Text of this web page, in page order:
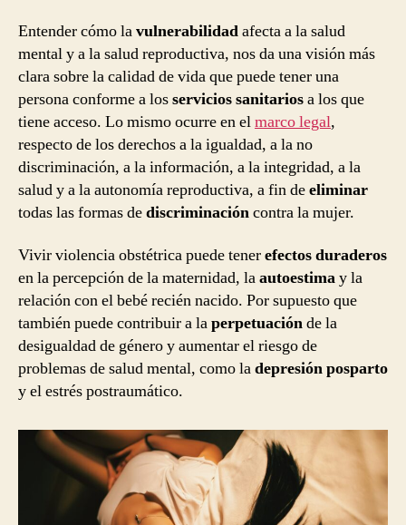
Entender cómo lavulnerabilidadafecta a la salud
mental y a la salud reproductiva, nos da una visión más
clara sobre la calidad de vida que puede tener una
persona conforme a losservicios sanitariosa los que
tiene acceso. Lo mismo ocurre en elmarco legal,
respecto de los derechos a la igualdad, a la no
discriminación, a la información, a la integridad, a la
salud y a la autonomía reproductiva, a fin deeliminar
todas las formas dediscriminacióncontra la mujer.
Vivir violencia obstétrica puede tenerefectos duraderos
en la percepción de la maternidad, laautoestimay la
relación con el bebé recién nacido. Por supuesto que
también puede contribuir a laperpetuaciónde la
desigualdad de género y aumentar el riesgo de
problemas de salud mental, como ladepresión posparto
y el estrés postraumático.